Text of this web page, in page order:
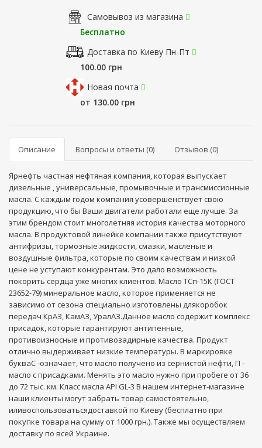
Самовывоз из магазина
Бесплатно
Доставка по Киеву Пн-Пт
100.00 грн
Новая почта
от 130.00 грн
Описание Вопросы и ответы (0) Отзывов (0)
Ярнефть частная нефтяная компания, которая выпускает
дизельные , универсальные, промывочные и трансмиссионные
масла. С каждым годом компания усовершенствует свою
продукцию, что бы Ваши двигатели работали еще лучше. За
этим брендом стоит многолетняя история качества моторного
масла. В продуктовой линейке компании также присутствуют
антифризы, тормозные жидкости, смазки, масленые и
воздушные фильтра, которые по своим качествам и низкой
цене не уступают конкурентам. Это дало возможность
покорить сердца уже многих клиентов. Масло ТСп-15К (ГОСТ
23652-79) минеральное масло, которое применяется не
зависимо от сезона специально изготовлены длякоробок
передач КрАЗ, КамАЗ, УралАЗ.Данное масло содержит комплекс
присадок, которые гарантируют антипенные,
противоизносные и противозадирные качества. Продукт
отлично выдерживает низкие температуры. В маркировке
букваС -означает, что масло получено из сернистой нефти, П -
масло с присадками. Менять это масло нужно при пробеге от 36
до 72 тыс. км. Класс масла API GL-3 В нашем интернет-магазине
наши клиенты могут забрать товар самостоятельно,
иливоспользоватьсядоставкой по Киеву (бесплатно при
покупке товара на сумму от 1000 грн.). Также мы осуществляем
доставку по всей Украине.